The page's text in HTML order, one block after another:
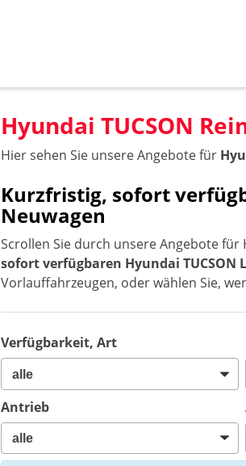
Hyundai TUCSON
Hier sehen Sie unsere Angebote für
Kurzfristig, sofort
Neuwagen
Scrollen Sie durch unsere Angebote für
sofort verfügbaren Hyundai TUCSON
Vorlauffahrzeugen, oder wählen Sie,
Verfügbarkeit, Art
Antrieb